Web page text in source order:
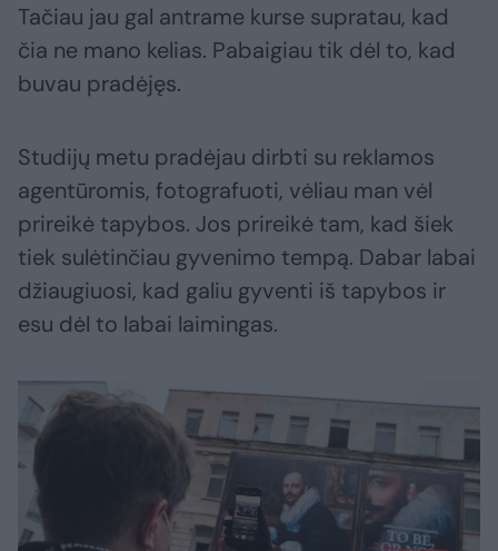
Tačiau jau gal antrame kurse supratau, kad
čia ne mano kelias. Pabaigiau tik dėl to, kad
buvau pradėjęs.
Studijų metu pradėjau dirbti su reklamos
agentūromis, fotografuoti, vėliau man vėl
prireikė tapybos. Jos prireikė tam, kad šiek
tiek sulėtinčiau gyvenimo tempą. Dabar labai
džiaugiuosi, kad galiu gyventi iš tapybos ir
esu dėl to labai laimingas.